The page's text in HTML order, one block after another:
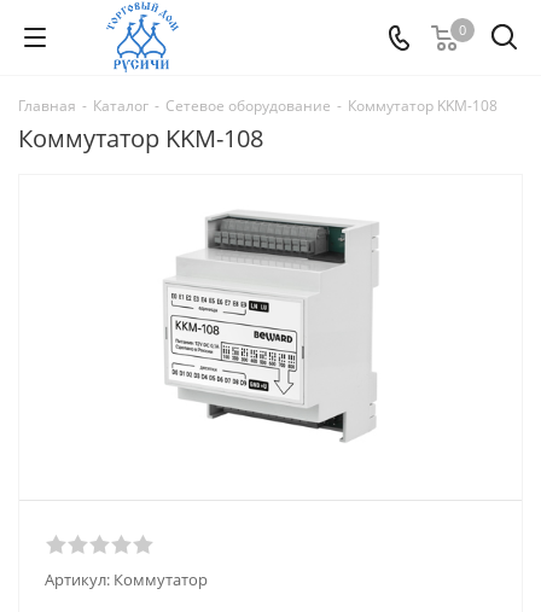
0
Главная - Каталог - Сетевое оборудование - Коммутатор KKM-108
Коммутатор KKM-108
Артикул: Коммутатор